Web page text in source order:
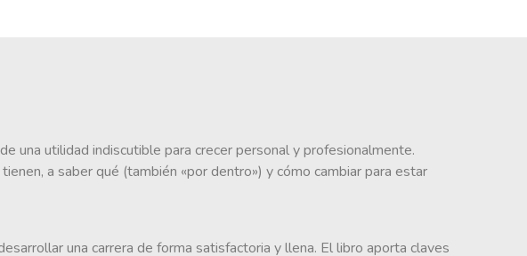
una utilidad indiscutible para crecer personal y profesionalmente.
a saber qué (también «por dentro») y cómo cambiar para estar
una carrera de forma satisfactoria y llena. El libro aporta claves